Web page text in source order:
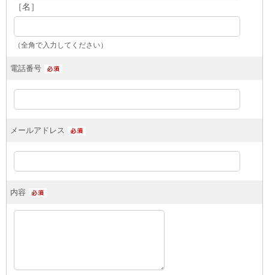
［名］
（全角で入力してください）
電話番号
メールアドレス
内容